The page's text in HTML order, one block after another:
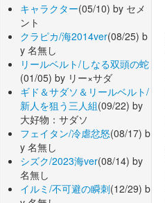
キャラクター(05/10) by セメ
ント
クラピカ/海2014ver(08/25) b
y 名無し
リールベルト/しなる双頭の蛇
(01/05) by リー×サダ
ギド＆サダソ＆リールベルト/
新人を狙う三人組(09/22) by
大好物：サダソ
フェイタン/冷虐忿怒(08/17) b
y 名無し
シズク/2023海ver(08/14) by
名無し
イルミ/不可避の瞬刺(12/29) b